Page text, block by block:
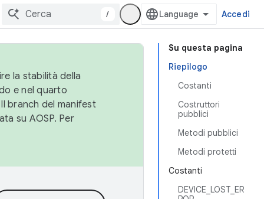
/ Accedi
Su questa pagina
Riepilogo
Costanti
Costruttori
pubblici
Metodi pubblici
Metodi protetti
Costanti
DEVICE_LOST_ER
la stabilità della
e nel quarto
Il branch del manifest
su AOSP. Per